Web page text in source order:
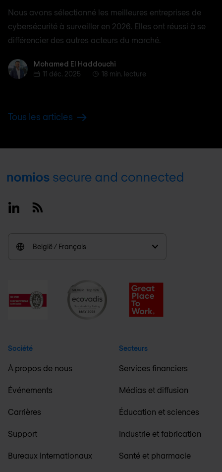
Nous avons sélectionné les meilleures entreprises de
cybersécurité à surveiller en 2026. Elles ont réussi à se
différencier des autres acteurs du marché.
Mohamed El Haddouchi
Mohamed El Haddouchi
11 déc. 2025
18 min. lecture
Tous les articles
Footer
LinkedinRSS
België / Français
Société
À propos de nous
Événements
Carrières
Support
Bureaux internationaux
Secteurs
Services financiers
Médias et diffusion
Éducation et sciences
Industrie et fabrication
Santé et pharmacie